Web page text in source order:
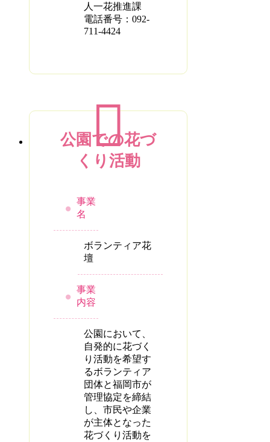
人一花推進課
電話番号：092-
711-4424
公園での花づ
くり活動
事業
名
ボランティア花
壇
事業
内容
公園において、
自発的に花づく
り活動を希望す
るボランティア
団体と福岡市が
管理協定を締結
し、市民や企業
が主体となった
花づくり活動を